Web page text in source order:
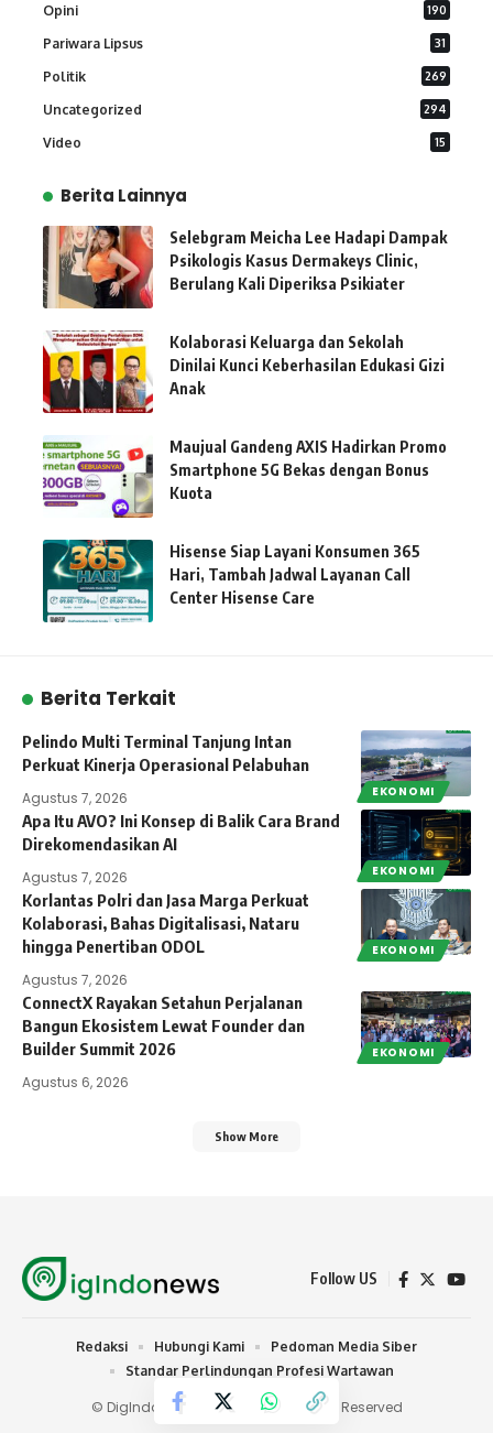
Opini 190
Pariwara Lipsus 31
Politik 269
Uncategorized 294
Video 15
Berita Lainnya
Selebgram Meicha Lee Hadapi Dampak
Psikologis Kasus Dermakeys Clinic,
Berulang Kali Diperiksa Psikiater
Kolaborasi Keluarga dan Sekolah
Dinilai Kunci Keberhasilan Edukasi Gizi
Anak
Maujual Gandeng AXIS Hadirkan Promo
Smartphone 5G Bekas dengan Bonus
Kuota
Hisense Siap Layani Konsumen 365
Hari, Tambah Jadwal Layanan Call
Center Hisense Care
Berita Terkait
EKONOMI
Pelindo Multi Terminal Tanjung Intan
Perkuat Kinerja Operasional Pelabuhan
Agustus 7, 2026
EKONOMI
Apa Itu AVO? Ini Konsep di Balik Cara Brand
Direkomendasikan AI
Agustus 7, 2026
EKONOMI
Korlantas Polri dan Jasa Marga Perkuat
Kolaborasi, Bahas Digitalisasi, Nataru
hingga Penertiban ODOL
Agustus 7, 2026
EKONOMI
ConnectX Rayakan Setahun Perjalanan
Bangun Ekosistem Lewat Founder dan
Builder Summit 2026
Agustus 6, 2026
Show More
Follow US
© DigIndonews.com 2024 | All Rights Reserved
Redaksi Hubungi Kami
Pedoman Media Siber
Standar Perlindungan Profesi Wartawan